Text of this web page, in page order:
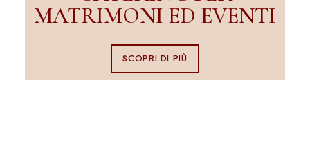
MATRIMONI ED EVENTI
SCOPRI DI PIÙ